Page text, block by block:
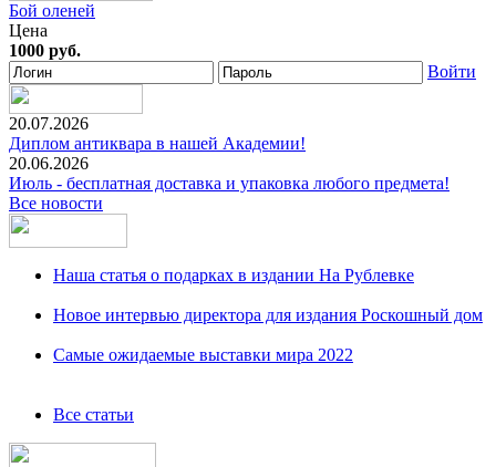
Бой оленей
Цена
1000 руб.
Войти
20.07.2026
Диплом антиквара в нашей Академии!
20.06.2026
Июль - бесплатная доставка и упаковка любого предмета!
Все новости
Наша статья о подарках в издании На Рублевке
Новое интервью директора для издания Роскошный дом
Самые ожидаемые выставки мира 2022
Все статьи